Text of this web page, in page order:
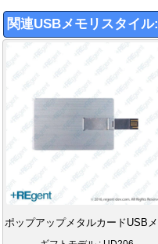
関連USBメモリスタイル: